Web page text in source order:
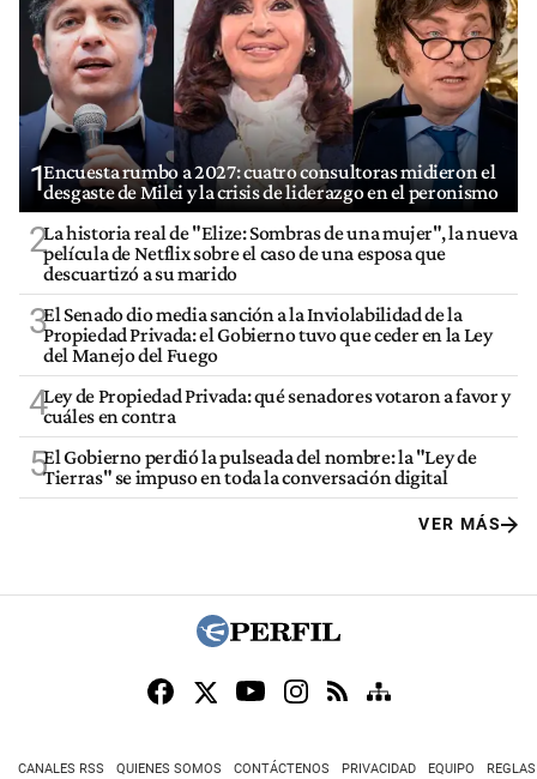
1Encuesta rumbo a 2027: cuatro consultoras midieron el
desgaste de Milei y la crisis de liderazgo en el peronismo
2La historia real de "Elize: Sombras de una mujer", la nueva
película de Netflix sobre el caso de una esposa que
descuartizó a su marido
3El Senado dio media sanción a la Inviolabilidad de la
Propiedad Privada: el Gobierno tuvo que ceder en la Ley
del Manejo del Fuego
4Ley de Propiedad Privada: qué senadores votaron a favor y
cuáles en contra
5El Gobierno perdió la pulseada del nombre: la "Ley de
Tierras" se impuso en toda la conversación digital
VER MÁS
CANALES RSS QUIENES SOMOS CONTÁCTENOS PRIVACIDAD EQUIPO